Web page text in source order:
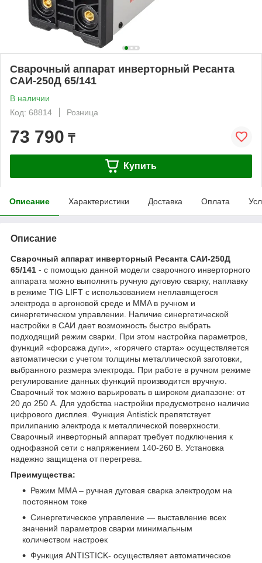
Сварочный аппарат инверторный Ресанта
САИ-250Д 65/141
В наличии
Код: 68814
Розница
73 790 ₸
Купить
Описание Характеристики Доставка Оплата
Описание
Сварочный аппарат инверторный Ресанта САИ-250Д
65/141 - с помощью данной модели сварочного инверторного
аппарата можно выполнять ручную дуговую сварку, наплавку
в режиме TIG LIFT с использованием неплавящегося
электрода в аргоновой среде и MMA в ручном и
синергетическом управлении. Наличие синергетической
настройки в САИ дает возможность быстро выбрать
подходящий режим сварки. При этом настройка параметров,
функций «форсажа дуги», «горячего старта» осуществляется
автоматически с учетом толщины металлической заготовки,
выбранного размера электрода. При работе в ручном режиме
регулирование данных функций производится вручную.
Сварочный ток можно варьировать в широком диапазоне: от
20 до 250 А. Для удобства настройки предусмотрено наличие
цифрового дисплея. Функция Antistick препятствует
прилипанию электрода к металлической поверхности.
Сварочный инверторный аппарат требует подключения к
однофазной сети с напряжением 140-260 В. Установка
надежно защищена от перегрева.
Преимущества:
Режим MMA – ручная дуговая сварка электродом на
постоянном токе
Синергетическое управление — выставление всех
значений параметров сварки минимальным
количеством настроек
Функция ANTISTICK- осуществляет автоматическое